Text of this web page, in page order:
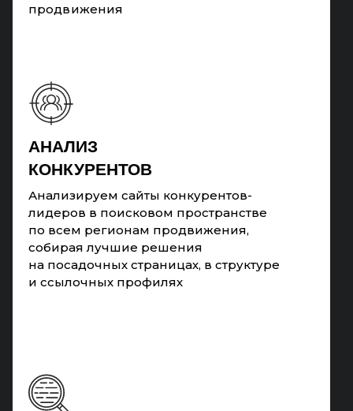
АНАЛИЗ
КОНКУРЕНТОВ
продвижения
Анализируем сайты конкурентов-
лидеров в поисковом пространстве
по всем регионам продвижения,
собирая лучшие решения
на посадочных страницах, в структуре
и ссылочных профилях